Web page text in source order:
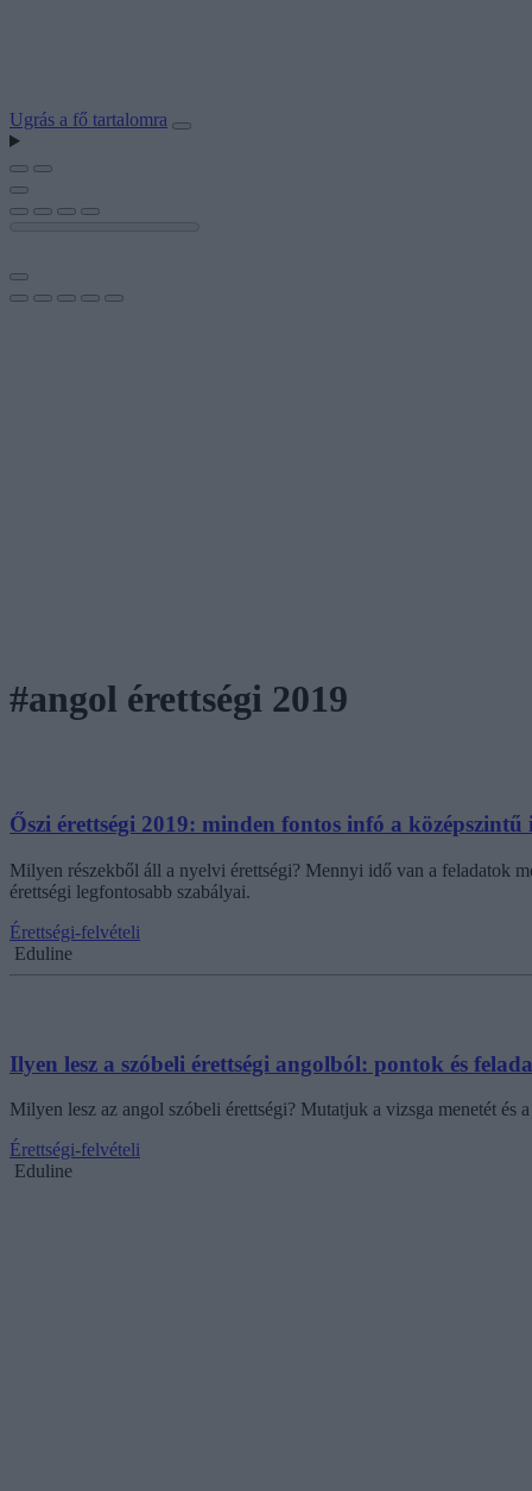
Ugrás a fő tartalomra
#angol érettségi 2019
Őszi érettségi 2019: minden fontos infó a
Milyen részekből áll a nyelvi érettségi? Mennyi idő van a feladatok
érettségi legfontosabb szabályai.
Érettségi-felvételi
Eduline
Ilyen lesz a szóbeli érettségi angolból: pontok és
Milyen lesz az angol szóbeli érettségi? Mutatjuk a vizsga menetét és
Érettségi-felvételi
Eduline